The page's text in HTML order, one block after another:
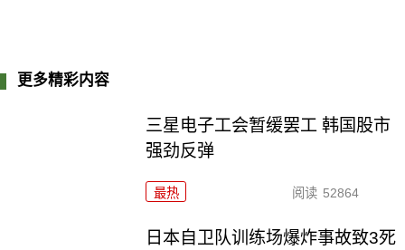
更多精彩内容
三星电子工会暂缓罢工 韩国股市
强劲反弹
最热 阅读 52864
日本自卫队训练场爆炸事故致3死